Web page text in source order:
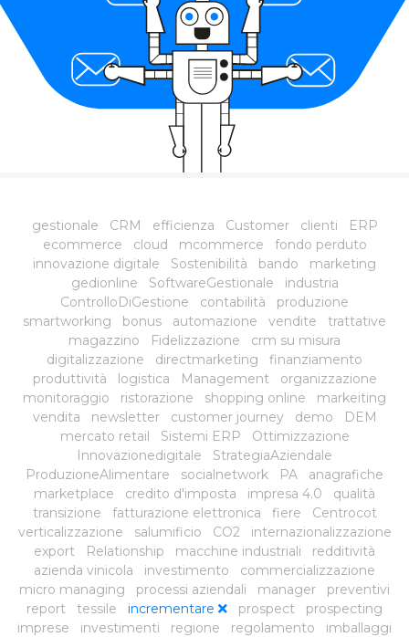
gestionale CRM efficienza Customer clienti
ERP
ecommerce
cloud mcommerce
fondo perduto
innovazione digitale
Sostenibilità bando
marketing
gedionline
SoftwareGestionale
industria
ControlloDiGestione
contabilità
produzione
smartworking
bonus automazione vendite
trattative
magazzino
Fidelizzazione
crm su misura
digitalizzazione
directmarketing
finanziamento
produttività
logistica Management
organizzazione
monitoraggio
ristorazione shopping online
markeiting
vendita
newsletter customer journey demo
DEM
mercato retail
Sistemi ERP
Ottimizzazione
Innovazionedigitale
StrategiaAziendale
ProduzioneAlimentare
socialnetwork PA
anagrafiche
marketplace
credito d'imposta impresa 4.0
qualità
transizione
fatturazione elettronica fiere
Centrocot
verticalizzazione
salumificio CO2
internazionalizzazione
export
Relationship macchine industriali
redditività
azienda vinicola
investimento
commercializzazione
micro managing
processi aziendali manager
preventivi
report
tessile incrementare prospect
prospecting
imprese
investimenti regione regolamento
imballaggi